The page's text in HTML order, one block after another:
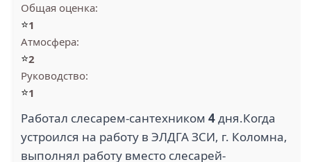
Общая оценка:
⭐1
Атмосфера:
⭐2
Руководство:
⭐1
Работал слесарем-сантехником 4дня.Когда
устроился на работу в ЭЛДГА ЗСИ, г. Коломна,
выполнял работу вместо слесарей-